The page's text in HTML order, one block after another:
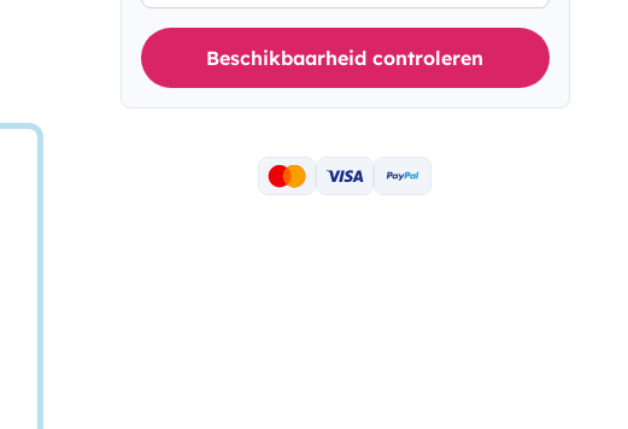
Beschikbaarheid controleren